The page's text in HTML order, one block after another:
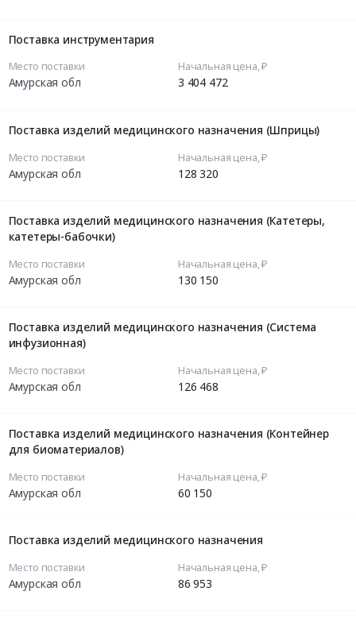
Поставка инструментария
Место поставки
Амурская обл
Начальная цена, ₽
3 404 472
Поставка изделий медицинского назначения (Шприцы)
Место поставки
Амурская обл
Начальная цена, ₽
128 320
Поставка изделий медицинского назначения (Катетеры,
катетеры-бабочки)
Место поставки
Амурская обл
Начальная цена, ₽
130 150
Поставка изделий медицинского назначения (Система
инфузионная)
Место поставки
Амурская обл
Начальная цена, ₽
126 468
Поставка изделий медицинского назначения (Контейнер
для биоматериалов)
Место поставки
Амурская обл
Начальная цена, ₽
60 150
Поставка изделий медицинского назначения
Место поставки
Амурская обл
Начальная цена, ₽
86 953